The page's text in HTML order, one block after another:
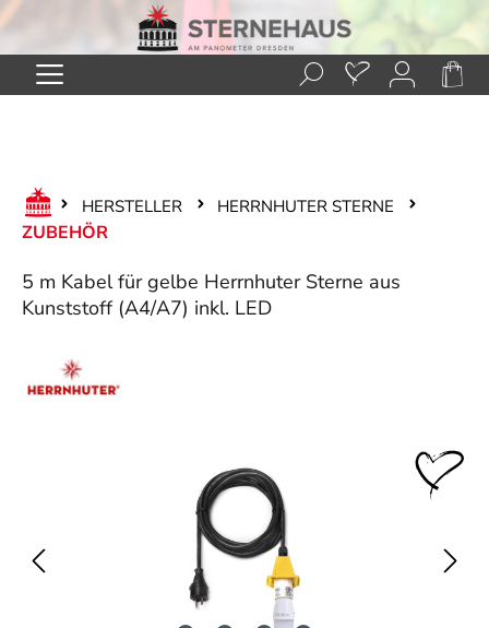
Zum Hauptinhalt springen
HERSTELLER HERRNHUTER STERNE
ZUBEHÖR
5 m Kabel für gelbe Herrnhuter Sterne aus
Kunststoff (A4/A7) inkl. LED